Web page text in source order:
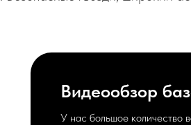
Видеообзор
У нас большое количество